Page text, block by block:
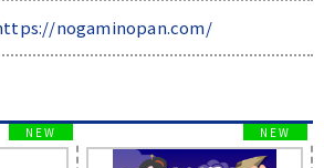
nogaminopan.com/